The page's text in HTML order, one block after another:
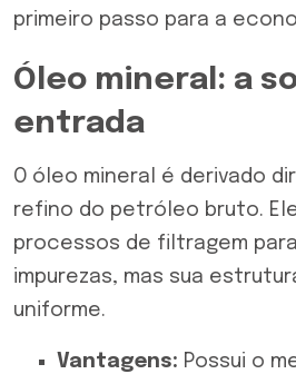
primeiro passo para a
Óleo mineral: a
entrada
O óleo mineral é derivado
refino do petróleo bruto.
processos de filtragem
impurezas, mas sua
uniforme.
Vantagens: Possui o